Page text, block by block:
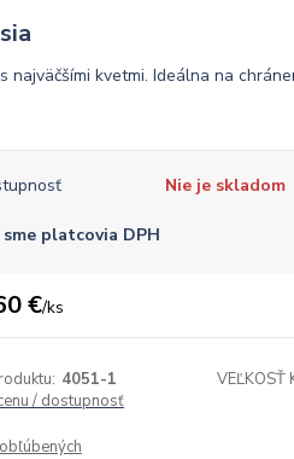
najväčšími kvetmi. Ideálna na
Nie je skladom
sme platcovia DPH
€/ks
4051-1 VEĽKOSŤ
/ dostupnosť